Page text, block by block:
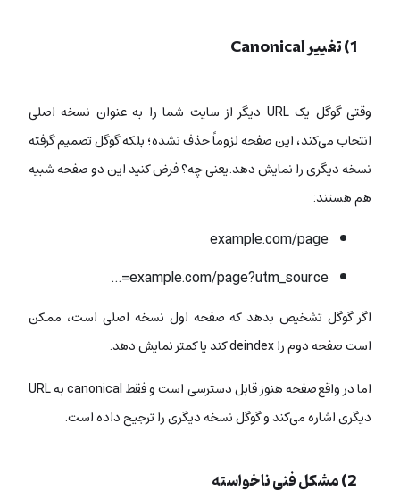
1) تغییر Canonical
وقتی گوگل یک URL دیگر از سایت شما را به عنوان نسخه اصلی
انتخاب می‌کند، این صفحه لزوماً حذف نشده؛ بلکه گوگل تصمیم گرفته
نسخه دیگری را نمایش دهد. یعنی چه؟ فرض کنید این دو صفحه شبیه
هم هستند:
example.com/page
example.com/page?utm_source=…
اگر گوگل تشخیص بدهد که صفحه اول نسخه اصلی است، ممکن
است صفحه دوم را deindex کند یا کمتر نمایش دهد.
اما در واقع صفحه هنوز قابل دسترسی است و فقط canonical به URL
دیگری اشاره می‌کند و گوگل نسخه دیگری را ترجیح داده است.
2) مشکل فنی ناخواسته